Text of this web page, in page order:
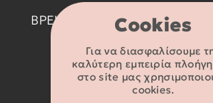
Cookies
Για να διασφαλίσουμε
καλύτερη εμπειρία
στο site μας
cookies.
ΒΡΕΙΤΕ ΜΑΣ ΣΤΟ ΧΑΡΤΗ
Στοιχεία
επικοινωνίας